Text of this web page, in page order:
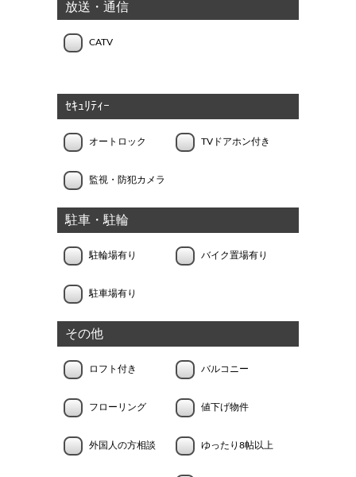
放送・通信
CATV
ｾｷｭﾘﾃｨｰ
オートロック TVドアホン付き
監視・防犯カメラ
駐車・駐輪
駐輪場有り バイク置場有り
駐車場有り
その他
ロフト付き バルコニー
フローリング 値下げ物件
外国人の方相談 ゆったり8帖以上